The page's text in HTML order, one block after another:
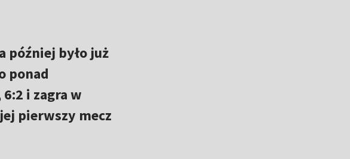
później było już
ponad
i zagra w
pierwszy mecz